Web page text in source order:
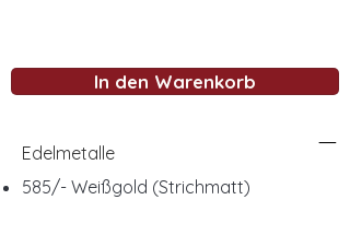
In den Warenkorb
Edelmetalle
585/- Weißgold (Strichmatt)